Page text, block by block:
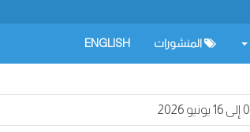
المنشورات ENGLISH